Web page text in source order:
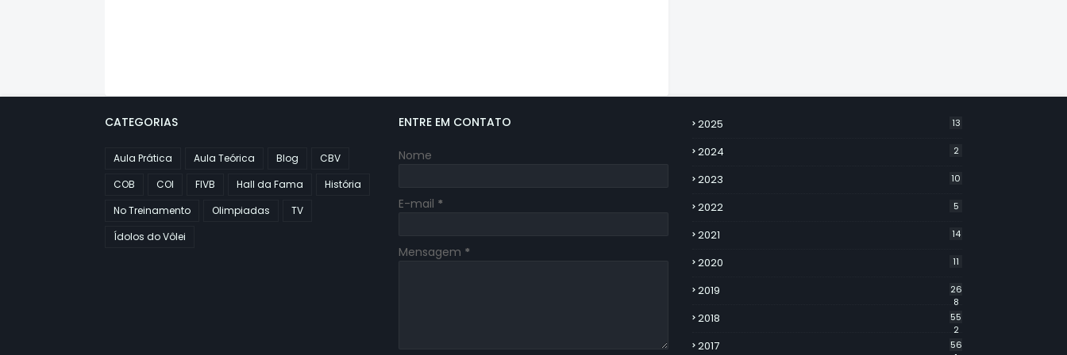
CATEGORIAS
Aula Prática Aula Teórica Blog
CBV
COB
COI FIVB Hall da Fama
História
No Treinamento
Olimpiadas
TV
Ídolos do Vôlei
ENTRE EM CONTATO
Nome
E-mail *
Mensagem *
2025 13
2024 2
2023 10
2022 5
2021 14
2020 11
2019
26
8
2018
55
2
2017
56